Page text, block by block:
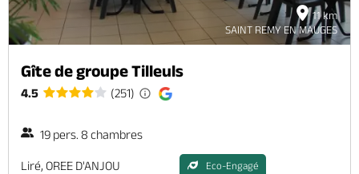
Brochures & Cartes Offices de tourisme Comment venir ? Ecrivez-nous
11 km
SAINT REMY EN MAUGES
Gîte de groupe Tilleuls
4.5 (251)
19 pers. 8 chambres
Liré, OREE D'ANJOU Eco-Engagé